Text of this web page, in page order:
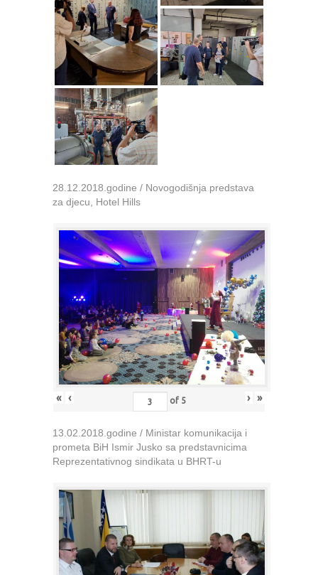
28.12.2018.godine / Novogodišnja predstava
za djecu, Hotel Hills
« ‹ of 5 › »
13.02.2018.godine / Ministar komunikacija i
prometa BiH Ismir Jusko sa predstavnicima
Reprezentativnog sindikata u BHRT-u